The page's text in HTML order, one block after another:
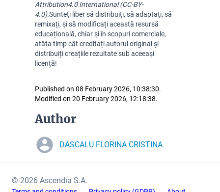
Attribution4.0 International (CC-BY-
4.0).Sunteți liber să distribuiți, să adaptați, să
remixați, și să modificați această resursă
educațională, chiar și în scopuri comerciale,
atâta timp cât creditați autorul original și
distribuiți creațiile rezultate sub aceeași
licență!
Published on 08 February 2026, 10:38:30.
Modified on 20 February 2026, 12:18:38.
Author
DASCALU FLORINA CRISTINA
© 2026 Ascendia S.A.